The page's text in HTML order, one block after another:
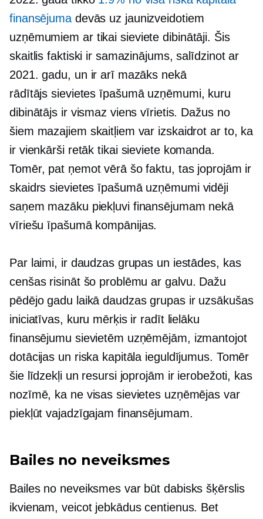
finansējumadevās uz jaunizveidotiem
uzņēmumiem ar tikai sieviete dibinātāji. Šis
skaitlis faktiski ir samazinājums, salīdzinot ar
2021. gadu, un ir arī mazāks nekā
rādītājssievietes īpašumāuzņēmumi, kuru
dibinātājs ir vismaz viens vīrietis. Dažus no
šiem mazajiem skaitļiem var izskaidrot ar to, ka
ir vienkārši retāktikai sievietekomanda.
Tomēr, pat ņemot vērā šo faktu, tas joprojām ir
skaidrssievietes īpašumāuzņēmumi vidēji
saņem mazāku piekļuvi finansējumam nekā
vīriešu īpašumākompānijas.
Par laimi, ir daudzas grupas un iestādes, kas
cenšas risināt šo problēmuar galvu. Dažu
pēdējo gadu laikā daudzas grupas ir uzsākušas
iniciatīvas, kuru mērķis ir radīt lielāku
finansējumu sievietēm uzņēmējām, izmantojot
dotācijas un riska kapitāla ieguldījumus. Tomēr
šie līdzekļi un resursi joprojām ir ierobežoti, kas
nozīmē, ka ne visas sievietes uzņēmējas var
piekļūt vajadzīgajam finansējumam.
Bailes no neveiksmes
Bailes no neveiksmes var būt dabisks šķērslis
ikvienam, veicot jebkādus centienus. Bet